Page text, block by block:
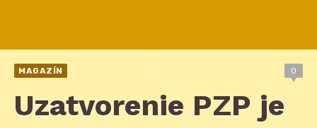
MAGAZÍN 0
Uzatvorenie PZP je